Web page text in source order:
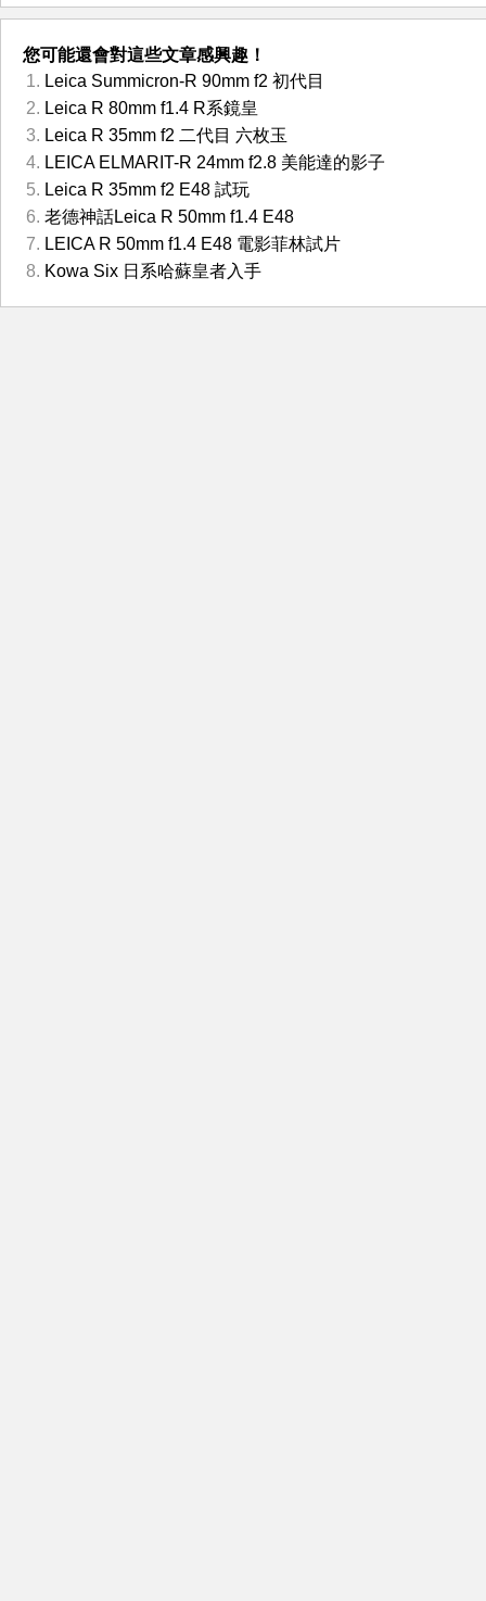
您可能還會對這些文章感興趣！
Leica Summicron-R 90mm f2 初代目
Leica R 80mm f1.4 R系鏡皇
Leica R 35mm f2 二代目 六枚玉
LEICA ELMARIT-R 24mm f2.8 美能達的影子
Leica R 35mm f2 E48 試玩
老德神話Leica R 50mm f1.4 E48
LEICA R 50mm f1.4 E48 電影菲林試片
Kowa Six 日系哈蘇皇者入手